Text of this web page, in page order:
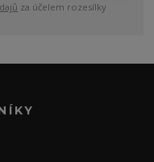
za účelem rozesílky